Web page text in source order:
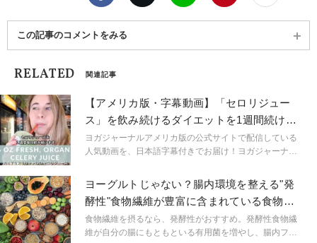
この記事のコメントをみる
RELATED 関連記事
【アメリカ版・字幕動画】「セロリジュー
ス」を飲み続けるダイエットを1週間続けて
みた！
ヨガジャーナルアメリカ版の公式サイトで配信している
人気動画を、日本語字幕付きでお届け！ヨガジャーナル
カで流行しているセロリジュースを飲み続けるダイエッ
ト法を実践。その感想と結果は？
ヨーグルトじゃない？腸内環境を整える"発
酵性"食物繊維が豊富に含まれている食物と
は
食物繊維を摂るなら、発酵性がおすすめ。発酵性食物繊
維が自分の腸にもともといる有用菌を増やし、腸内フロ